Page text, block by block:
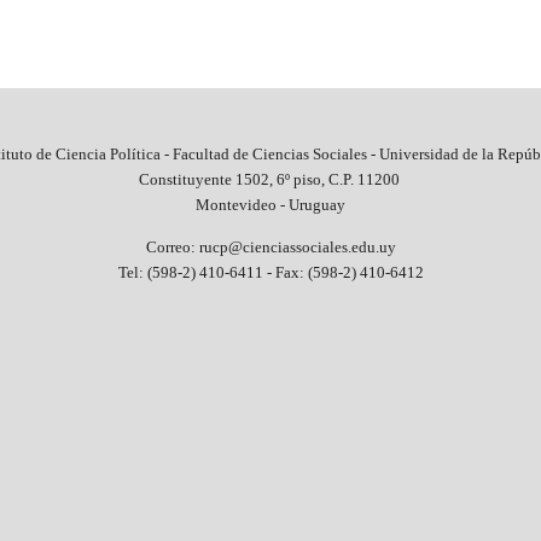
de Ciencia Política - Facultad de Ciencias Sociales - Universidad de la
Constituyente 1502, 6º piso, C.P. 11200
Montevideo - Uruguay
Correo: rucp@cienciassociales.edu.uy
Tel: (598-2) 410-6411 - Fax: (598-2) 410-6412